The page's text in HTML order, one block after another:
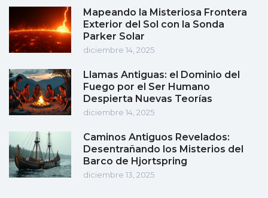
Mapeando la Misteriosa Frontera
Exterior del Sol con la Sonda
Parker Solar
diciembre 14, 2025
Llamas Antiguas: el Dominio del
Fuego por el Ser Humano
Despierta Nuevas Teorías
diciembre 14, 2025
Caminos Antiguos Revelados:
Desentrañando los Misterios del
Barco de Hjortspring
diciembre 13, 2025